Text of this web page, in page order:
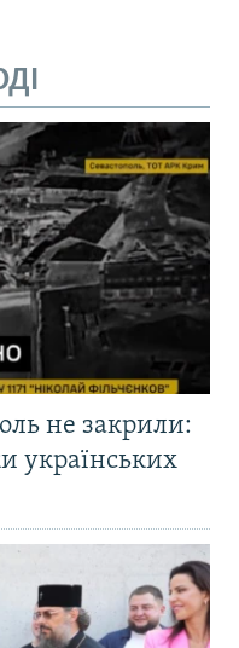
не закрили:
українських